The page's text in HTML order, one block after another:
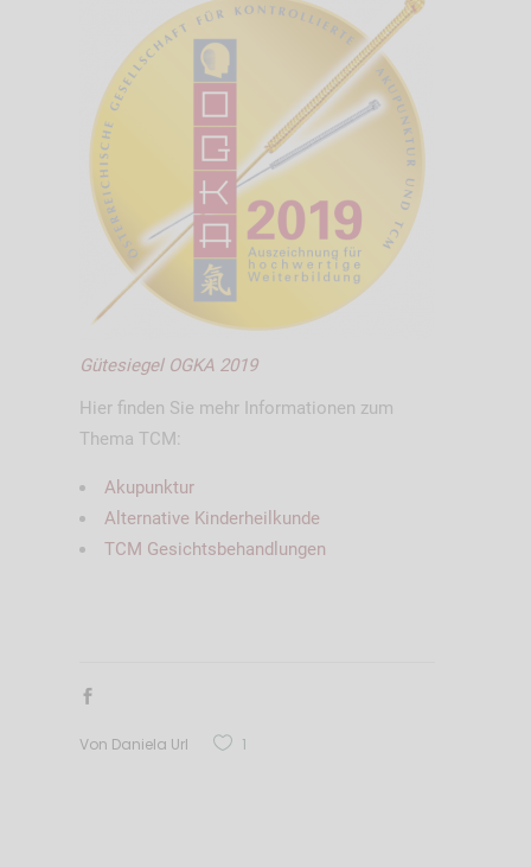
Gütesiegel OGKA 2019
Hier finden Sie mehr Informationen zum
Thema TCM:
Akupunktur
Alternative Kinderheilkunde
TCM Gesichtsbehandlungen
Von Daniela Url 1